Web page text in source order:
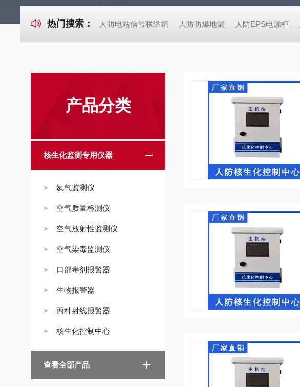
热门搜索： 人防电站信号联络箱 人防防爆地漏 人防EPS电源柜
产品分类
核生化监测专用仪器
氡气监测仪
空气质量检测仪
空气放射性监测仪
空气染毒监测仪
口部毒剂报警器
生物报警器
丙种射线报警器
核生化控制中心
查看全部产品